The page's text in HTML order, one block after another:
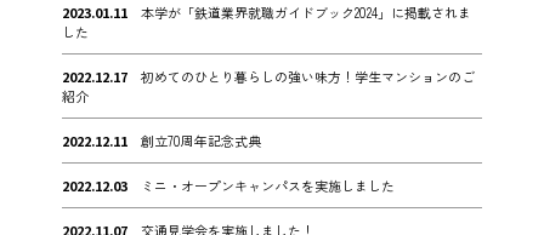
2023.01.11
本学が「鉄道業界就職ガイドブック2024」に掲載されま
した
2022.12.17
初めてのひとり暮らしの強い味方！学生マンションのご
紹介
2022.12.11 創立70周年記念式典
2022.12.03 ミニ・オープンキャンパスを実施しました
2022.11.07 交通見学会を実施しました！